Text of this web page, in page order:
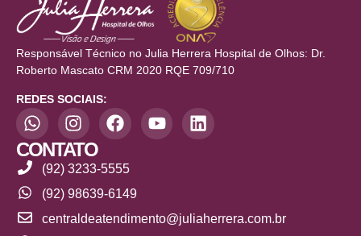
Responsável Técnico no Julia Herrera Hospital de Olhos: Dr.
Roberto Mascato CRM 2020 RQE 709/710
REDES SOCIAIS:
CONTATO
(92) 3233-5555
(92) 98639-6149
centraldeatendimento@juliaherrera.com.br